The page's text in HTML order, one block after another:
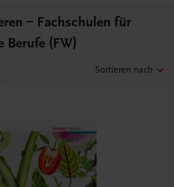
– Fachschulen für
Berufe (FW)
Sortieren nach